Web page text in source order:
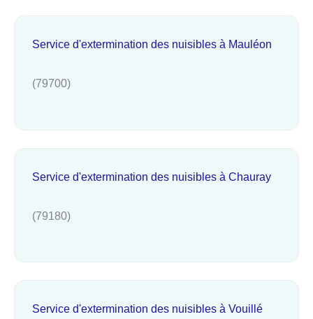
Service d'extermination des nuisibles à Mauléon
(79700)
Service d'extermination des nuisibles à Chauray
(79180)
Service d'extermination des nuisibles à Vouillé